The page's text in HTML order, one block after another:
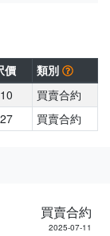
價
類別
買賣合約
買賣合約
買賣合約
2025-07-11